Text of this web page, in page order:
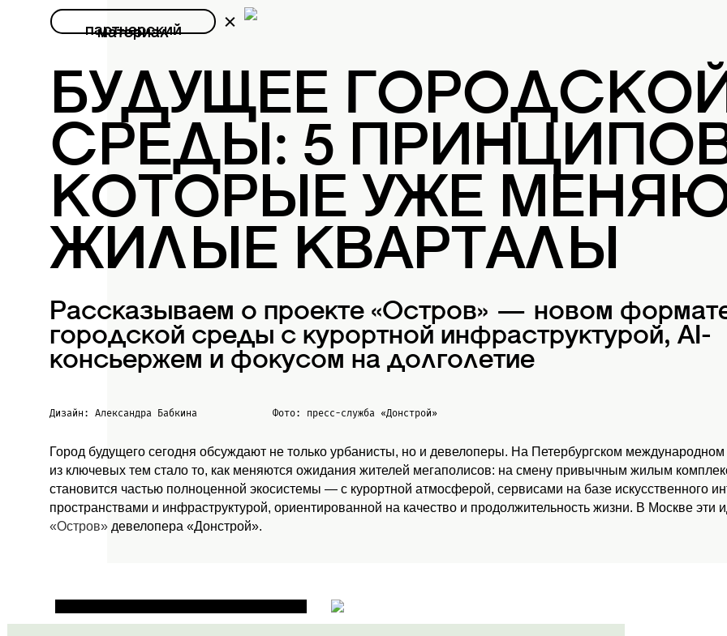
партнерский
материал
БУДУЩЕЕ
СРЕДЫ: 5
КОТОРЫЕ УЖЕ
ЖИЛЫЕ КВАРТАЛЫ
Рассказываем о проекте «Остров» — новом
городской среды с курортной инфраструктурой, AI-
консьержем и фокусом на долголетие
Дизайн: Александра Бабкина Фото: пресс-служба «Донстрой»
Город будущего сегодня обсуждают не только урбанисты, но и девелоперы. На Петербургском
из ключевых тем стало то, как меняются ожидания жителей мегаполисов: на смену привычным жилым
становится частью полноценной экосистемы — с курортной атмосферой, сервисами на базе искусственного
пространствами и инфраструктурой, ориентированной на качество и продолжительность жизни. В Москве
«Остров» девелопера «Донстрой».